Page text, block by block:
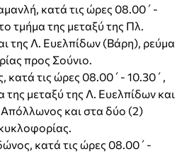
κατά τις ώρες 08.00΄-
τμήμα της μεταξύ της Πλ.
της Λ. Ευελπίδων (Βάρη), ρεύμα
προς Σούνιο.
κατά τις ώρες 08.00΄- 10.30΄,
της μεταξύ της Λ. Ευελπίδων και
και στα δύο (2)
κατά τις ώρες 08.00΄-